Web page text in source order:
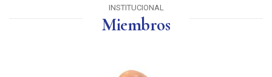
INSTITUCIONAL
Miembros